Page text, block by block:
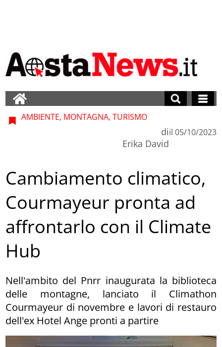
AMBIENTE, MONTAGNA, TURISMO
di
Erika David
il 05/10/2023
Cambiamento climatico,
Courmayeur pronta ad
affrontarlo con il Climate
Hub
Nell'ambito del Pnrr inaugurata la biblioteca
delle montagne, lanciato il Climathon
Courmayeur di novembre e lavori di restauro
dell'ex Hotel Ange pronti a partire